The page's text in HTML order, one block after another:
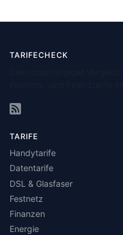
TARIFECHECK
TARIFE
Handytarife
Datentarife
DSL & Glasfaser
Festnetz
Finanzen
Energie